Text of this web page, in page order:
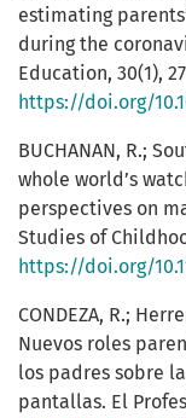
estimating
during the
Education, 30(1),
https://doi.org/
BUCHANAN, R.;
whole world’s
perspectives on
Studies of
https://doi.org/
CONDEZA, R.;
Nuevos roles
los padres sobre
pantallas. El